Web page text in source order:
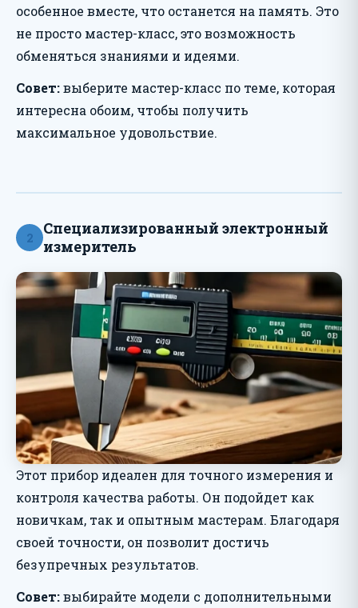
особенное вместе, что останется на память. Это
не просто мастер-класс, это возможность
обменяться знаниями и идеями.
Совет:выберите мастер-класс по теме, которая
интересна обоим, чтобы получить
максимальное удовольствие.
2
Специализированный электронный
измеритель
Этот прибор идеален для точного измерения и
контроля качества работы. Он подойдет как
новичкам, так и опытным мастерам. Благодаря
своей точности, он позволит достичь
безупречных результатов.
Совет:выбирайте модели с дополнительными